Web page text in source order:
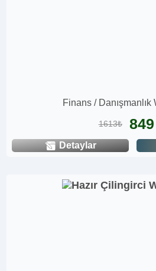
Finans / Danışmanlık
1613₺
Detaylar